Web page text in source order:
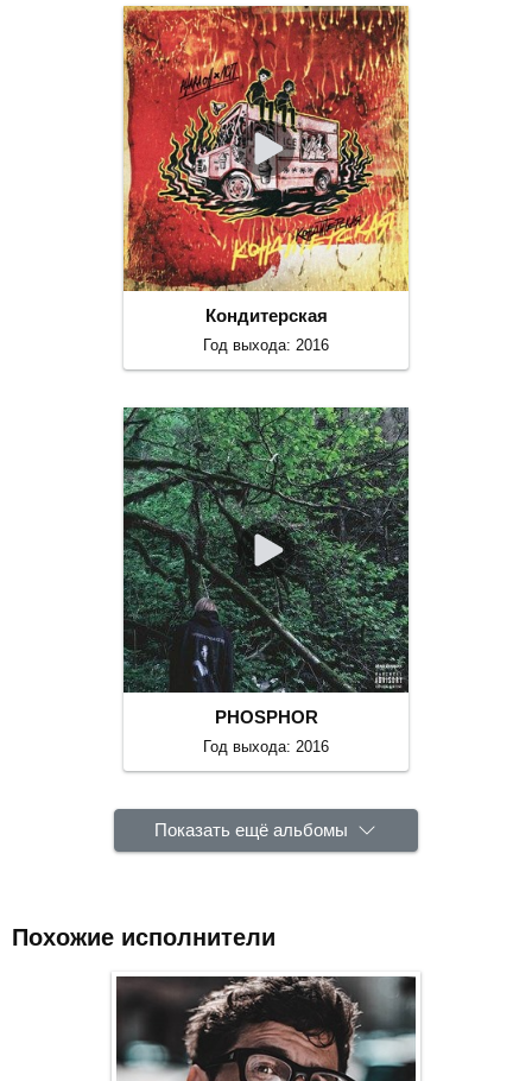
Кондитерская
Год выхода: 2016
PHOSPHOR
Год выхода: 2016
Показать ещё альбомы
Похожие исполнители